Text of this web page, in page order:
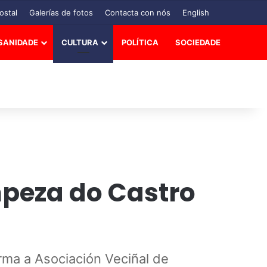
Galerías de fotos Contacta con nós English
CULTURA POLÍTICA SOCIEDADE
do Castro
a Asociación Veciñal de